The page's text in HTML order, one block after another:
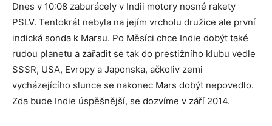
Dnes v 10:08 zaburácely v Indii motory nosné rakety
PSLV. Tentokrát nebyla na jejím vrcholu družice ale první
indická sonda k Marsu. Po Měsíci chce Indie dobýt také
rudou planetu a zařadit se tak do prestižního klubu vedle
SSSR, USA, Evropy a Japonska, ačkoliv zemi
vycházejícího slunce se nakonec Mars dobýt nepovedlo.
Zda bude Indie úspěšnější, se dozvíme v září 2014.